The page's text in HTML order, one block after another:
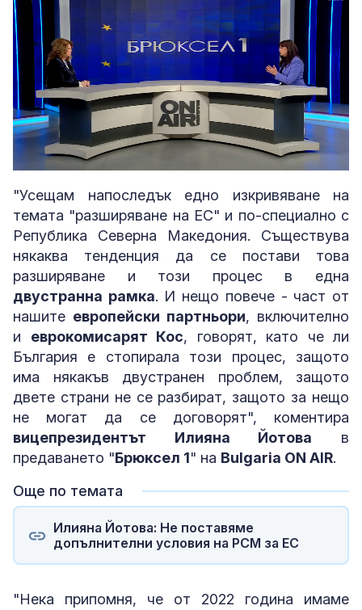
Unmute Loaded
"Усещам напоследък едно изкривяване на
темата "разширяване на ЕС" и по-специално с
Република Северна Македония. Съществува
някаква тенденция да се постави това
разширяване и този процес в една
двустранна рамка. И нещо повече - част от
нашите европейски партньори, включително
и еврокомисарят Кос, говорят, като че ли
България е стопирала този процес, защото
има някакъв двустранен проблем, защото
двете страни не се разбират, защото за нещо
не могат да се договорят", коментира
вицепрезидентът Илияна Йотова в
предаването "Брюксел 1" на Bulgaria ON AIR.
Още по темата
Илияна Йотова: Не поставяме
допълнителни условия на РСМ за ЕС
"Нека припомня, че от 2022 година имаме